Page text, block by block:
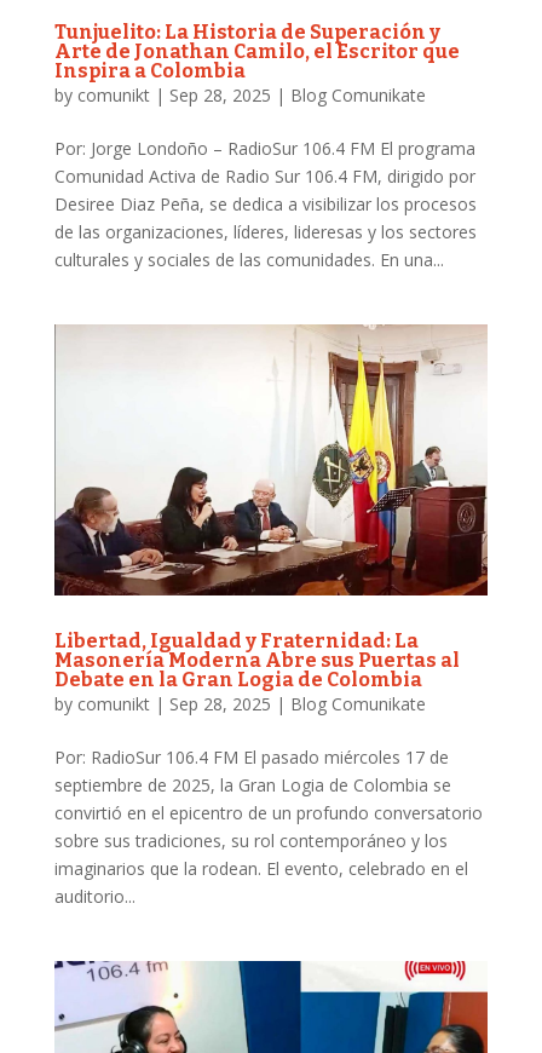
Tunjuelito: La Historia de Superación y
Arte de Jonathan Camilo, el Escritor que
Inspira a Colombia
by comunikt| Sep 28, 2025 | Blog Comunikate
Por: Jorge Londoño – RadioSur 106.4 FM El programa
Comunidad Activa de Radio Sur 106.4 FM, dirigido por
Desiree Diaz Peña, se dedica a visibilizar los procesos
de las organizaciones, líderes, lideresas y los sectores
culturales y sociales de las comunidades. En una...
Libertad, Igualdad y Fraternidad: La
Masonería Moderna Abre sus Puertas al
Debate en la Gran Logia de Colombia
by comunikt| Sep 28, 2025 | Blog Comunikate
Por: RadioSur 106.4 FM El pasado miércoles 17 de
septiembre de 2025, la Gran Logia de Colombia se
convirtió en el epicentro de un profundo conversatorio
sobre sus tradiciones, su rol contemporáneo y los
imaginarios que la rodean. El evento, celebrado en el
auditorio...